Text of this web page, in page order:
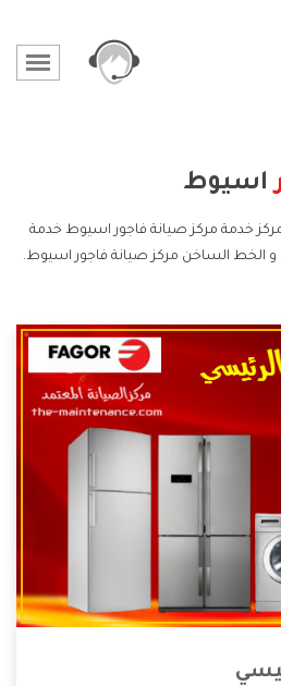
اسيوط
خدمة مركز صيانة فاجور اسيوط خدمة
و الخط الساخن مركز صيانة فاجور اسيوط.